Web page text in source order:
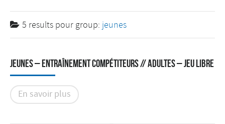
5 results pour group: jeunes
Jeunes – Entraînement compétiteurs // Adultes – Jeu libre
En savoir plus